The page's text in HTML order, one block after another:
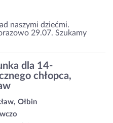
naszymi dziećmi.
29.07. Szukamy
dla 14-
chłopca,
Ołbin